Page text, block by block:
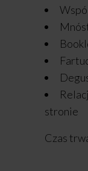
stronie
Czas